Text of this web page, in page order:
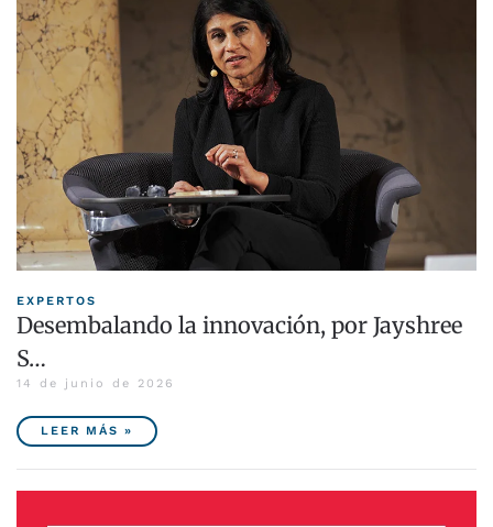
EXPERTOS
Desembalando la innovación, por Jayshree
S…
14 de junio de 2026
LEER MÁS »